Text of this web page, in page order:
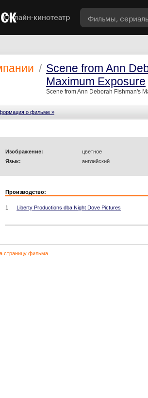
Онлайн-кинотеатр
/ Scene from Ann
Maximum Exposure
Scene from Ann Deborah Fishman's
o фильме »
Изображение:
цветное
Язык:
английский
Производство:
1. Liberty Productions dba Night Dove Pictures
страницу фильма...